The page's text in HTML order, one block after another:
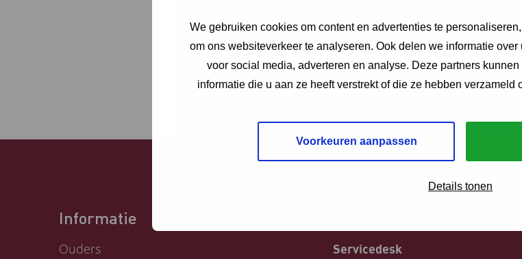
We gebruiken cookies om content en advertenties te
om ons websiteverkeer te analyseren. Ook delen we informatie
voor social media, adverteren en analyse. Deze partners
informatie die u aan ze heeft verstrekt of die ze hebben
Voorkeuren aanpassen
Details tonen
Informatie
Ouders
Servicedesk